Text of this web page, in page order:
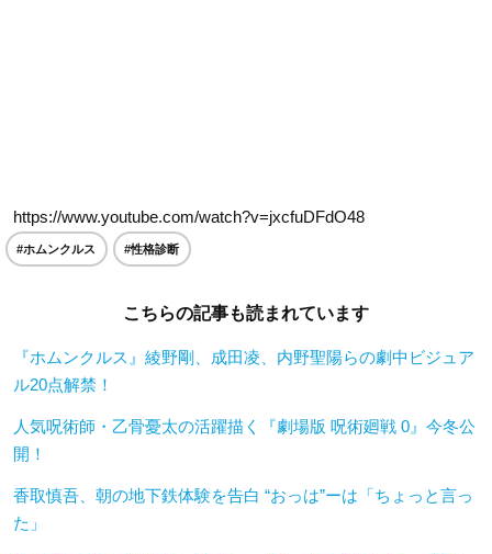
https://www.youtube.com/watch?v=jxcfuDFdO48
#ホムンクルス #性格診断
こちらの記事も読まれています
『ホムンクルス』綾野剛、成田凌、内野聖陽らの劇中ビジュア
ル20点解禁！
人気呪術師・乙骨憂太の活躍描く『劇場版 呪術廻戦 0』今冬公
開！
香取慎吾、朝の地下鉄体験を告白 “おっは”ーは「ちょっと言っ
た」